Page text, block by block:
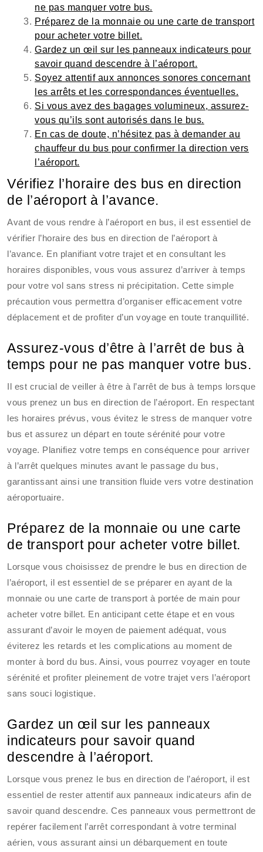
ne pas manquer votre bus.
Préparez de la monnaie ou une carte de transport
pour acheter votre billet.
Gardez un œil sur les panneaux indicateurs pour
savoir quand descendre à l’aéroport.
Soyez attentif aux annonces sonores concernant
les arrêts et les correspondances éventuelles.
Si vous avez des bagages volumineux, assurez-
vous qu’ils sont autorisés dans le bus.
En cas de doute, n’hésitez pas à demander au
chauffeur du bus pour confirmer la direction vers
l’aéroport.
Vérifiez l’horaire des bus en direction
de l’aéroport à l’avance.
Avant de vous rendre à l’aéroport en bus, il est essentiel de
vérifier l’horaire des bus en direction de l’aéroport à
l’avance. En planifiant votre trajet et en consultant les
horaires disponibles, vous vous assurez d’arriver à temps
pour votre vol sans stress ni précipitation. Cette simple
précaution vous permettra d’organiser efficacement votre
déplacement et de profiter d’un voyage en toute tranquillité.
Assurez-vous d’être à l’arrêt de bus à
temps pour ne pas manquer votre bus.
Il est crucial de veiller à être à l’arrêt de bus à temps lorsque
vous prenez un bus en direction de l’aéroport. En respectant
les horaires prévus, vous évitez le stress de manquer votre
bus et assurez un départ en toute sérénité pour votre
voyage. Planifiez votre temps en conséquence pour arriver
à l’arrêt quelques minutes avant le passage du bus,
garantissant ainsi une transition fluide vers votre destination
aéroportuaire.
Préparez de la monnaie ou une carte
de transport pour acheter votre billet.
Lorsque vous choisissez de prendre le bus en direction de
l’aéroport, il est essentiel de se préparer en ayant de la
monnaie ou une carte de transport à portée de main pour
acheter votre billet. En anticipant cette étape et en vous
assurant d’avoir le moyen de paiement adéquat, vous
éviterez les retards et les complications au moment de
monter à bord du bus. Ainsi, vous pourrez voyager en toute
sérénité et profiter pleinement de votre trajet vers l’aéroport
sans souci logistique.
Gardez un œil sur les panneaux
indicateurs pour savoir quand
descendre à l’aéroport.
Lorsque vous prenez le bus en direction de l’aéroport, il est
essentiel de rester attentif aux panneaux indicateurs afin de
savoir quand descendre. Ces panneaux vous permettront de
repérer facilement l’arrêt correspondant à votre terminal
aérien, vous assurant ainsi un débarquement en toute